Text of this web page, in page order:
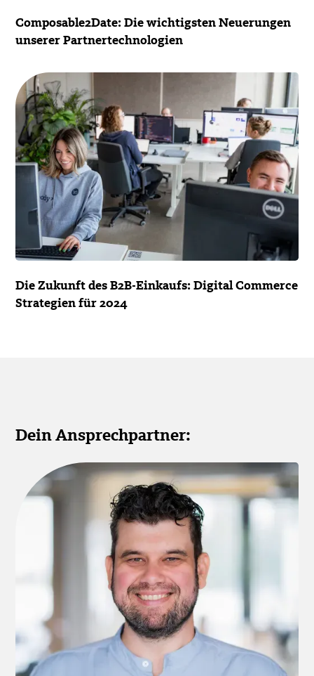
Composable2Date: Die wichtigsten Neuerungen
unserer Partnertechnologien
Die Zukunft des B2B-Einkaufs: Digital Commerce
Strategien für 2024
Dein Ansprechpartner: